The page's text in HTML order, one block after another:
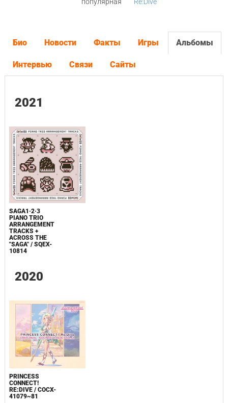
Био Новости Факты Игры Альбомы
Интервью Связи Сайты
2021
SAGA1·2·3
PIANO TRIO
ARRANGEMENT
TRACKS +
ACROSS THE
"SAGA" / SQEX-
10814
2020
PRINCESS
CONNECT!
RE:DIVE / COCX-
41079~81